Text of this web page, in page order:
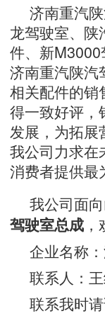
济南重汽
龙驾驶室、
件、新
济南重汽陕汽
相关配件的销
得一致好评，
发展，为拓
我公司力求在
消费者提供最
我公司面
驾驶室总成
企业名称
联系人：
联系我时